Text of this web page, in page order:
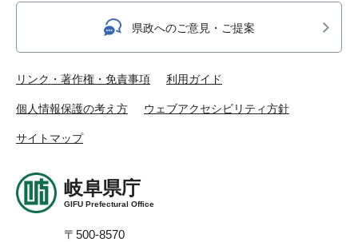
県政へのご意見・ご提案
リンク・著作権・免責事項 利用ガイド
個人情報保護の考え方 ウェブアクセシビリティ方針
サイトマップ
岐阜県庁
GIFU Prefectural Office
〒500-8570